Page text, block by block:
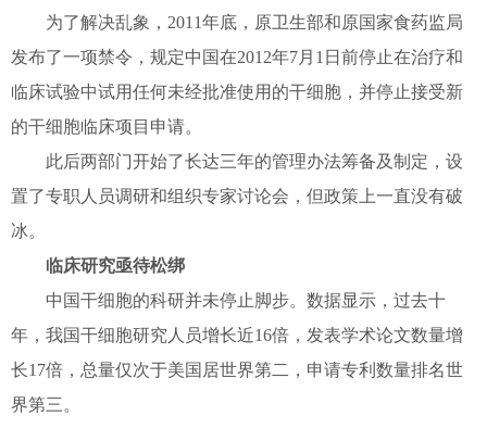
为了解决乱象，2011年底，原卫生部和原国家食药监局
发布了一项禁令，规定中国在2012年7月1日前停止在治疗和
临床试验中试用任何未经批准使用的干细胞，并停止接受新
的干细胞临床项目申请。
此后两部门开始了长达三年的管理办法筹备及制定，设
置了专职人员调研和组织专家讨论会，但政策上一直没有破
冰。
临床研究亟待松绑
中国干细胞的科研并未停止脚步。数据显示，过去十
年，我国干细胞研究人员增长近16倍，发表学术论文数量增
长17倍，总量仅次于美国居世界第二，申请专利数量排名世
界第三。